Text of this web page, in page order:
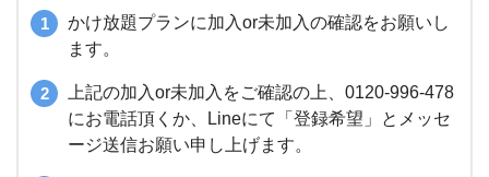
かけ放題プランに加入or未加入の確認をお願いし
ます。
上記の加入or未加入をご確認の上、0120-996-478
にお電話頂くか、Lineにて「登録希望」とメッセ
ージ送信お願い申し上げます。